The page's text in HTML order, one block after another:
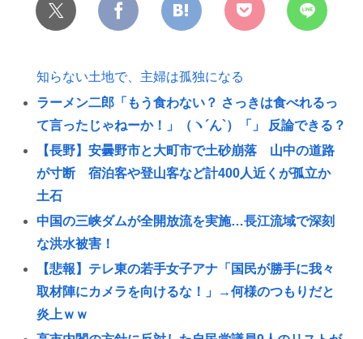
知らない土地で、主婦は孤独になる
ラーメン二郎「もう食わない？ さっきは食べれるっ
て言ったじゃねーか！」（ヽ´ん`）「」 反論できる？
【長野】安曇野市と大町市で土砂崩落 山中の道路
が寸断 宿泊客や登山客など計400人近くが孤立か
土石
中国の三峡ダムが全開放流を実施…長江流域で深刻
な洪水被害！
【悲報】テレ東の若手女子アナ「国民が勝手に我々
取材陣にカメラを向けるな！」→何様のつもりだと
炎上ｗｗ